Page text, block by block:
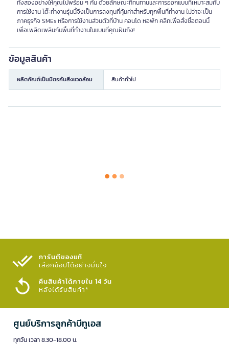
ทั้งสองอย่างให้คุณไปพร้อม ๆ กัน ด้วยลักษณะที่ทนทานและการออกแบบที่เหมาะสมกับ
การใช้งาน โต๊ะทำงานรุ่นนี้จึงเป็นการลงทุนที่คุ้มค่าสำหรับทุกพื้นที่ทำงาน ไม่ว่าจะเป็น
ภาคธุรกิจ SMEs หรือการใช้งานส่วนตัวที่บ้าน คอนโด หอพัก คลิกเพื่อสั่งซื้อตอนนี้
เพื่อเพลิดเพลินกับพื้นที่ทำงานในแบบที่คุณฝันถึง!
ข้อมูลสินค้า
ผลิตภัณฑ์เป็นมิตรกับสิ่งแวดล้อม สินค้าทั่วไป
การันตีของแท้
เลือกช้อปได้อย่างมั่นใจ​
คืนสินค้าได้ภายใน 14 วัน
หลังได้รับสินค้า*
ศูนย์บริการลูกค้าบีทูเอส
ทุกวัน เวลา 8.30-18.00 น.